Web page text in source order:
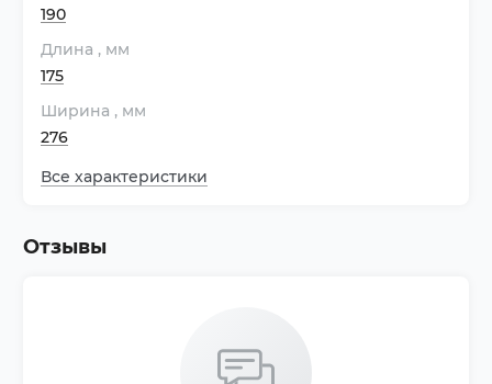
190
Длина , мм
175
Ширина , мм
276
Все характеристики
Отзывы